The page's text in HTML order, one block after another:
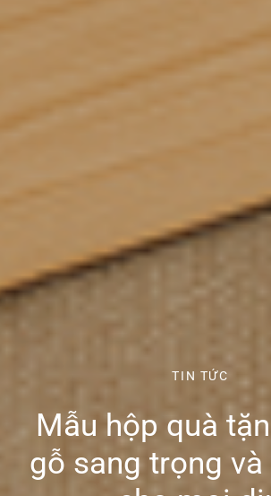
TIN TỨC
Mẫu hộp quà
gỗ sang trọng và